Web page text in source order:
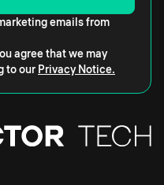
emails from
agree that we may
to our Privacy Notice.